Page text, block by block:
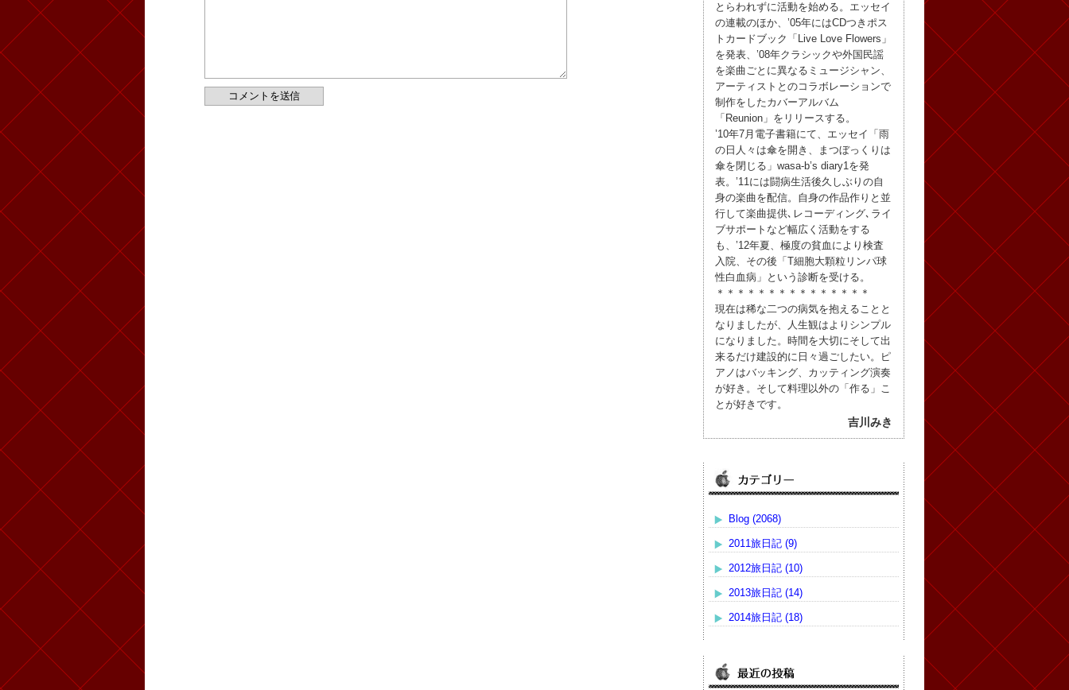
とらわれずに活動を始める。エッセイ
の連載のほか、’05年にはCDつきポス
トカードブック「Live Love Flowers」
を発表、’08年クラシックや外国民謡
を楽曲ごとに異なるミュージシャン、
アーティストとのコラボレーションで
制作をしたカバーアルバム
「Reunion」をリリースする。
’10年7月電子書籍にて、エッセイ「雨
の日人々は傘を開き、まつぼっくりは
傘を閉じる」wasa-b’s diary1を発
表。’11には闘病生活後久しぶりの自
身の楽曲を配信。自身の作品作りと並
行して楽曲提供､レコーディング､ライ
ブサポートなど幅広く活動をする
も、’12年夏、極度の貧血により検査
入院、その後「T細胞大顆粒リンパ球
性白血病」という診断を受ける。
＊＊＊＊＊＊＊＊＊＊＊＊＊＊＊
現在は稀な二つの病気を抱えることと
なりましたが、人生観はよりシンプル
になりました。時間を大切にそして出
来るだけ建設的に日々過ごしたい。ピ
アノはバッキング、カッティング演奏
が好き。そして料理以外の「作る」こ
とが好きです。
吉川みき
Blog (2068)
2011旅日記 (9)
2012旅日記 (10)
2013旅日記 (14)
2014旅日記 (18)